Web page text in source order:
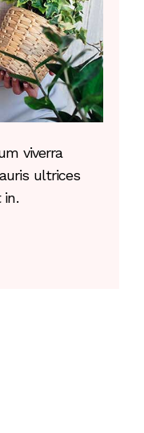
viverra
ultrices
in.